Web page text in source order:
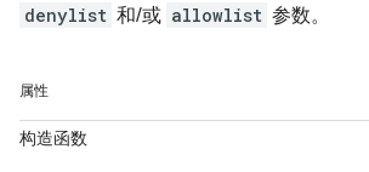
denylist 和/或 allowlist 参数。
属性
构造函数